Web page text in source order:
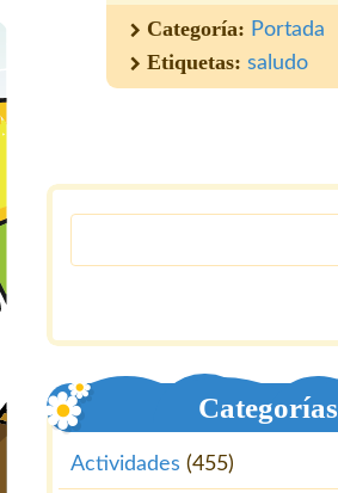
Categoría: Portada
Etiquetas: saludo
Categorías
Actividades (455)